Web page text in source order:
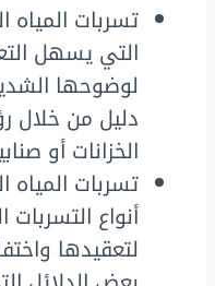
تسربات
التي يسهل
لوضوحها
دليل من خلال
الخزانات أو
تسربات
أنواع
لتعقيدها